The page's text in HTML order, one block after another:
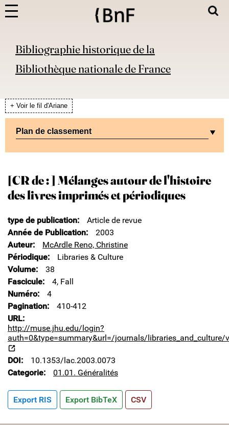
Bibliographie historique de la
Bibliothèque nationale de France
+ Voir le fil d'Ariane
Plan de classement
[CR de : ] Mélanges autour de l'histoire
des livres imprimés et périodiques
type de publication
Article de revue
Année de Publication
2003
Auteur
McArdle Reno, Christine
Périodique
Libraries & Culture
Volume
38
Fascicule
4, Fall
Numéro
4
Pagination
410-412
URL
http://muse.jhu.edu/login?
auth=0&type=summary&url=/journals/
DOI
10.1353/lac.2003.0073
Categorie
01.01. Généralités
Export RIS Export BibTeX CSV